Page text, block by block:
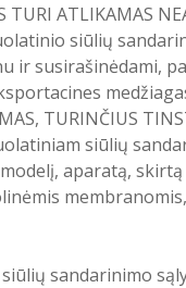
TURI ATLIKAMAS
siūlių
ir susirašinėdami,
TURINČIUS
siūlių
aparatą,
sandarinimo